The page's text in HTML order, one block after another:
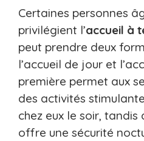
Certaines personnes
privilégient l’accueil à
peut prendre deux
l’accueil de jour et
première permet aux
des activités
chez eux le soir, tandis
offre une sécurité